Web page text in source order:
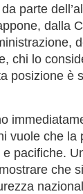
parte
dalla
chi lo
posizione è
vuole che la
pacifiche.
che